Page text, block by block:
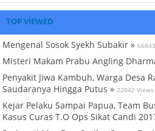
TOP VIEWED
Mengenal Sosok Syekh Subakir »
Misteri Makam Prabu Angling
Penyakit Jiwa Kambuh, Warga Desa
Saudaranya Hingga Putus » 22042 Views
Kejar Pelaku Sampai Papua, Team
Kasus Curas T.O Ops Sikat Candi